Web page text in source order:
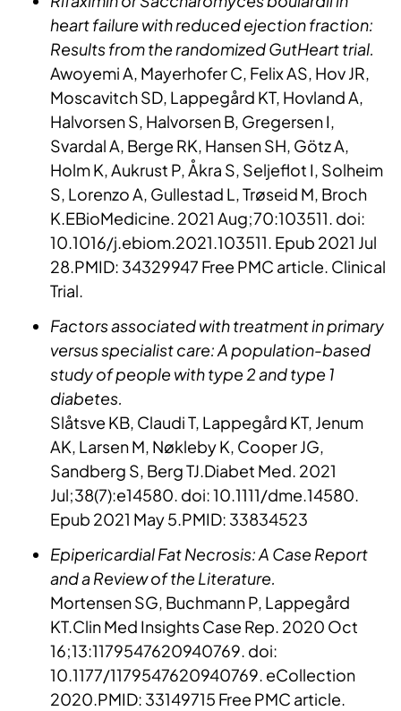
heart failure with reduced ejection fraction:
Results from the randomized GutHeart trial.
Awoyemi A, Mayerhofer C, Felix AS, Hov JR,
Moscavitch SD, Lappegård KT, Hovland A,
Halvorsen S, Halvorsen B, Gregersen I,
Svardal A, Berge RK, Hansen SH, Götz A,
Holm K, Aukrust P, Åkra S, Seljeflot I, Solheim
S, Lorenzo A, Gullestad L, Trøseid M, Broch
K.EBioMedicine. 2021 Aug;70:103511. doi:
10.1016/j.ebiom.2021.103511. Epub 2021 Jul
28.PMID: 34329947 Free PMC article. Clinical
Trial.
Factors associated with treatment in primary
versus specialist care: A population-based
study of people with type 2 and type 1
diabetes.
Slåtsve KB, Claudi T, Lappegård KT, Jenum
AK, Larsen M, Nøkleby K, Cooper JG,
Sandberg S, Berg TJ.Diabet Med. 2021
Jul;38(7):e14580. doi: 10.1111/dme.14580.
Epub 2021 May 5.PMID: 33834523
Epipericardial Fat Necrosis: A Case Report
and a Review of the Literature.
Mortensen SG, Buchmann P, Lappegård
KT.Clin Med Insights Case Rep. 2020 Oct
16;13:1179547620940769. doi:
10.1177/1179547620940769. eCollection
2020.PMID: 33149715 Free PMC article.